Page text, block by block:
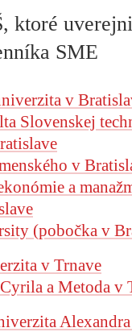
ktoré
SME
v
Slovenskej
v
a
(pobočka v
v Trnave
a Metoda v